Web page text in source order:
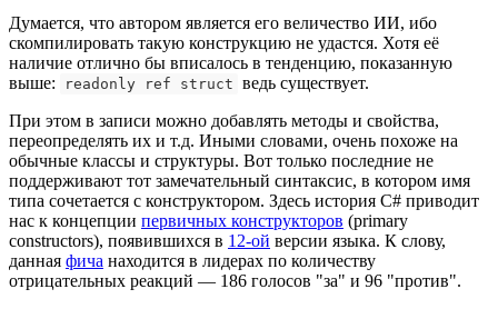
Думается, что автором является его величество ИИ, ибо
скомпилировать такую конструкцию не удастся. Хотя её
наличие отлично бы вписалось в тенденцию, показанную
выше:
readonly ref struct ведь существует.
При этом в записи можно добавлять методы и свойства,
переопределять их и т.д. Иными словами, очень похоже на
обычные классы и структуры. Вот только последние не
поддерживают тот замечательный синтаксис, в котором имя
типа сочетается с конструктором. Здесь история C# приводит
нас к концепции первичных конструкторов (primary
constructors), появившихся в 12-ой версии языка. К слову,
данная фича находится в лидерах по количеству
отрицательных реакций — 186 голосов "за" и 96 "против".